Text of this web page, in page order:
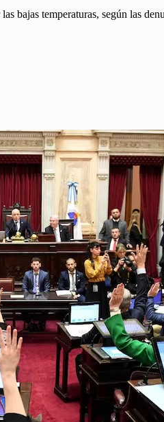
bajas temperaturas, según las